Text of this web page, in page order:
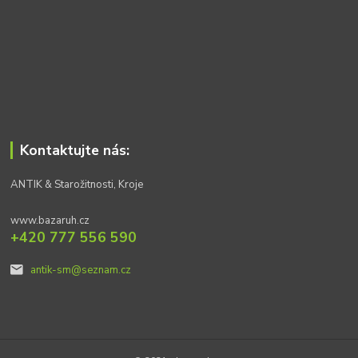
Kontaktujte nás:
ANTIK & Starožitnosti, Kroje
www.bazaruh.cz
+420 777 556 590
antik-sm@seznam.cz